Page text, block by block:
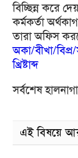
বিচ্ছিন্ন করে
কর্মকর্তা
তারা অফিস
অকা/বীখা/
খ্রিষ্টাব্দ
সর্বশেষ
এই বিষয়ে